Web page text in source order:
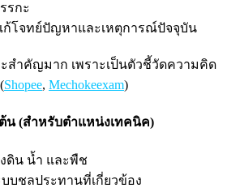
รกะ
ก้โจทย์ปัญหาและเหตุการณ์ปัจจุบัน
สำคัญมาก เพราะเป็นตัวชี้วัดความคิด
Shopee, Mechokeexam)
น (สำหรับตำแหน่งเทคนิค)
ดิน น้ำ และพืช
บชลประทานที่เกี่ยวข้อง